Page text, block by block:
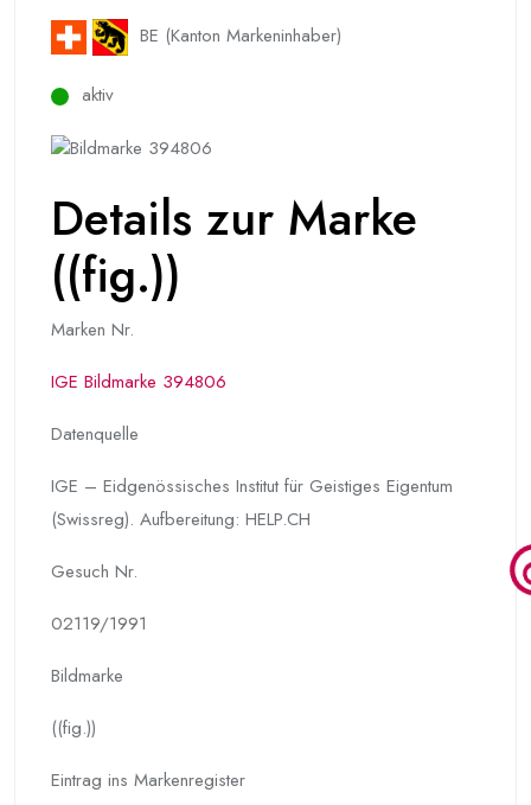
BE (Kanton Markeninhaber)
aktiv
Details zur Marke
((fig.))
Marken Nr.
IGE Bildmarke 394806
Datenquelle
IGE – Eidgenössisches Institut für Geistiges Eigentum
(Swissreg). Aufbereitung: HELP.CH
Gesuch Nr.
02119/1991
Bildmarke
((fig.))
Eintrag ins Markenregister